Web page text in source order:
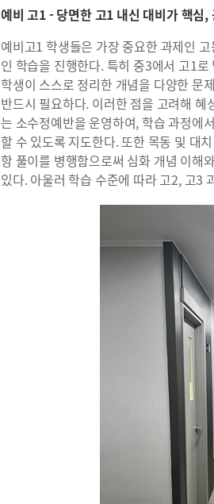
예비 고1 - 당면한 고1 내신 대비가 핵
예비고1 학생들은 가장 중요한 과제인
인 학습을 진행한다. 특히 중3에서 고1
학생이 스스로 정리한 개념을 다양한 문
반드시 필요하다. 이러한 점을 고려해
는 소수정예반을 운영하여, 학습 과정에
할 수 있도록 지도한다. 또한 목동 및 대
항 풀이를 병행함으로써 심화 개념 이해
있다. 아울러 학습 수준에 따라 고2, 고3